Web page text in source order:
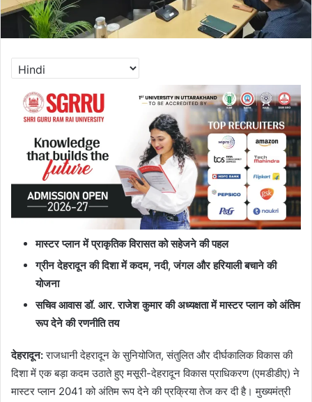
मास्टर प्लान में प्राकृतिक विरासत को सहेजने की पहल
ग्रीन देहरादून की दिशा में कदम, नदी, जंगल और हरियाली बचाने की
योजना
सचिव आवास डॉ. आर. राजेश कुमार की अध्यक्षता में मास्टर प्लान को अंतिम
रूप देने की रणनीति तय
देहरादून:राजधानी देहरादून के सुनियोजित, संतुलित और दीर्घकालिक विकास की
दिशा में एक बड़ा कदम उठाते हुए मसूरी-देहरादून विकास प्राधिकरण (एमडीडीए) ने
मास्टर प्लान 2041 को अंतिम रूप देने की प्रक्रिया तेज कर दी है। मुख्यमंत्री